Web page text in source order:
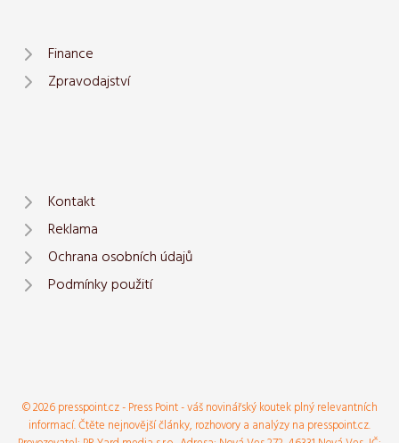
Finance
Zpravodajství
Kontakt
Reklama
Ochrana osobních údajů
Podmínky použití
© 2026 presspoint.cz - Press Point - váš novinářský koutek plný relevantních
informací. Čtěte nejnovější články, rozhovory a analýzy na presspoint.cz.